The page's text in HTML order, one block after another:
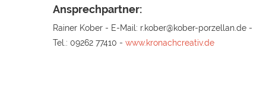
Ansprechpartner:
Rainer Kober - E-Mail: r.kober@kober-porzellan.de -
Tel.: 09262 77410 - www.kronachcreativ.de